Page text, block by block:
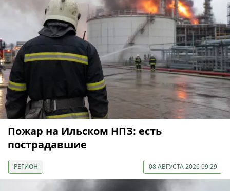
Пожар на Ильском НПЗ: есть
пострадавшие
РЕГИОН 08 АВГУСТА 2026 09:29